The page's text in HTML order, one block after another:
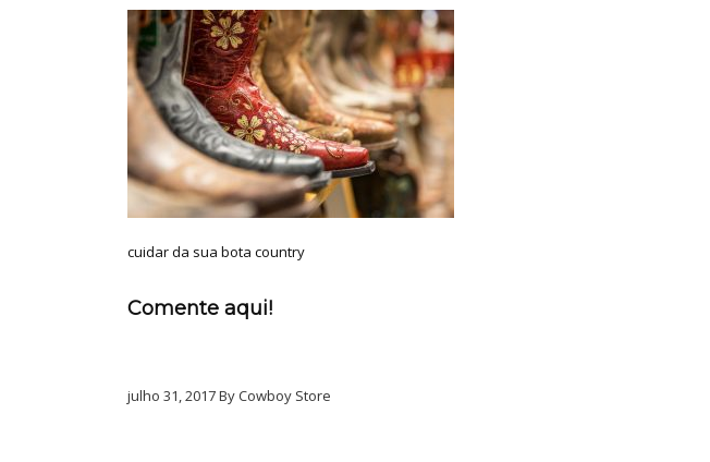
cuidar da sua bota country
Comente aqui!
julho 31, 2017 By Cowboy Store